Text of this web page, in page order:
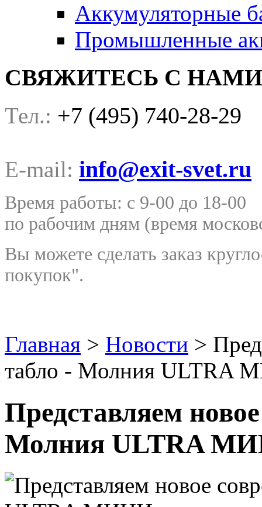
Аккумуляторные
Промышленные
СВЯЖИТЕСЬ С НАМИ
Тел.: +7 (495) 740-28-29
E-mail: info@exit-svet.ru
Время работы: с 9-00 до 18-00
по рабочим дням (время
Вы можете сделать заказ
покупок".
Главная > Новости >
табло - Молния ULTRA
Представляем
Молния ULTRA